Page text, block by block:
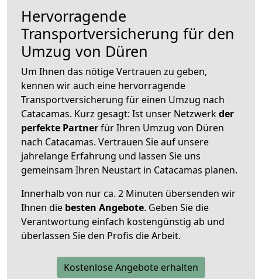
Hervorragende
Transportversicherung für den
Umzug von Düren
Um Ihnen das nötige Vertrauen zu geben,
kennen wir auch eine hervorragende
Transportversicherung für einen Umzug nach
Catacamas. Kurz gesagt: Ist unser Netzwerkder
perfekte Partnerfür Ihren Umzug von Düren
nach Catacamas. Vertrauen Sie auf unsere
jahrelange Erfahrung und lassen Sie uns
gemeinsam Ihren Neustart in Catacamas planen.
Innerhalb von nur ca. 2 Minuten übersenden wir
Ihnen die besten Angebote. Geben Sie die
Verantwortung einfach kostengünstig ab und
überlassen Sie den Profis die Arbeit.
Kostenlose Angebote erhalten